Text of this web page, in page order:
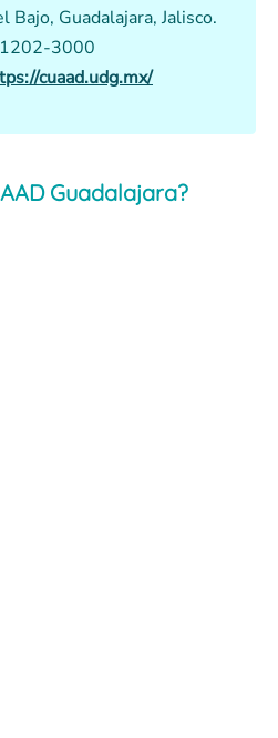
Guadalajara, Jalisco.
3000
cuaad.udg.mx/
Guadalajara?